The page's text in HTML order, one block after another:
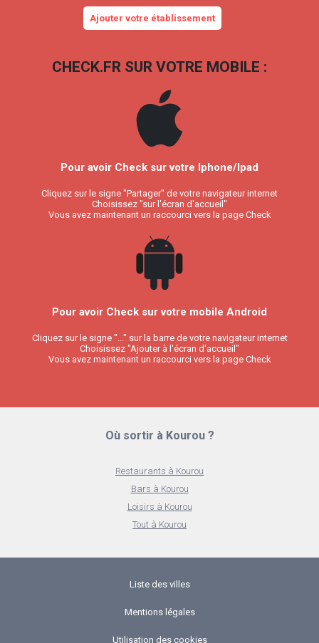
Ajouter votre établissement
CHECK.FR SUR VOTRE MOBILE :
Pour avoir Check sur votre Iphone/Ipad
Cliquez sur le signe "Partager" de votre navigateur internet
Choisissez "sur l'écran d'accueil"
Vous avez maintenant un raccourci vers la page Check
Pour avoir Check sur votre mobile Android
Cliquez sur le signe "..." sur la barre de votre navigateur internet
Choisissez "Ajouter à l'écran d'accueil"
Vous avez maintenant un raccourci vers la page Check
Où sortir à Kourou ?
Restaurants à Kourou
Bars à Kourou
Loisirs à Kourou
Tout à Kourou
Liste des villes
Mentions légales
Utilisation des cookies